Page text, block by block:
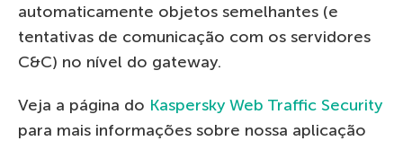
automaticamente objetos semelhantes (e
tentativas de comunicação com os servidores
C&C) no nível do gateway.
Veja a página do Kaspersky Web Traffic Security
para mais informações sobre nossa aplicação